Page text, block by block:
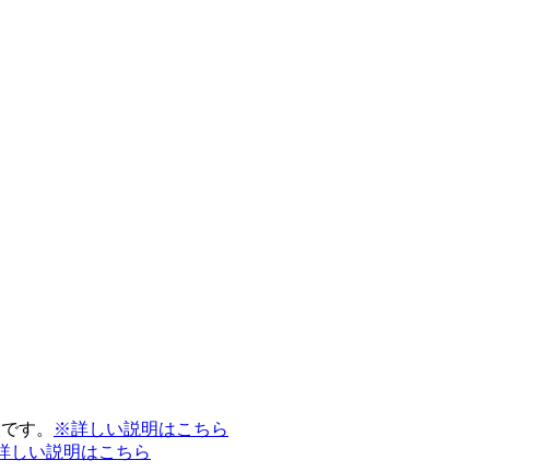
す。
※詳しい説明はこちら
しい説明はこちら